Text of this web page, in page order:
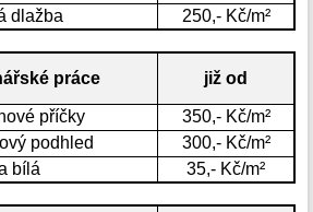
dlažba
250,- Kč/m²
práce již od
příčky
350,- Kč/m²
podhled
300,- Kč/m²
bílá
35,- Kč/m²